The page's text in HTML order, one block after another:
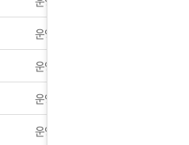
운영자
운영자
운영자
운영자